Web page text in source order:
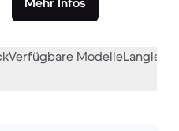
Verfügbare Modelle